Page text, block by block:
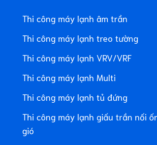
Thi công máy lạnh âm trần
Thi công máy lạnh treo tường
Thi công máy lạnh VRV/VRF
Thi công máy lạnh Multi
Thi công máy lạnh tủ đứng
Thi công máy lạnh giấu trần nối
gió